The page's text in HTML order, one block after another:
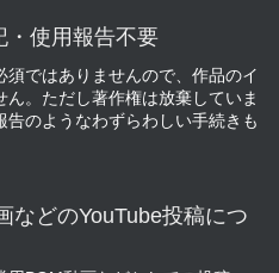
・使用報告不要
須ではありませんので、作品のイ
ん。ただし著作権は放棄していま
告のようなわずらわしい手続きも
などのYouTube投稿につ